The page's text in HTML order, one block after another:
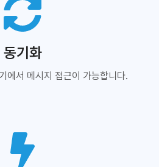
동기화
에서 메시지 접근이 가능합니다.